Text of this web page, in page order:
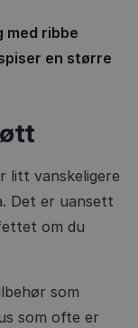
med ribbe
en større
litt vanskeligere
Det er uansett
om du
som
som ofte er